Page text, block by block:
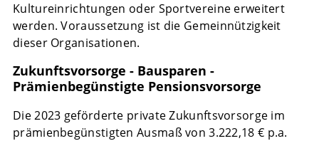
Kultureinrichtungen oder Sportvereine erweitert
werden. Voraussetzung ist die Gemeinnützigkeit
dieser Organisationen.
Zukunftsvorsorge - Bausparen -
Prämienbegünstigte Pensionsvorsorge
Die 2023 geförderte private Zukunftsvorsorge im
prämienbegünstigten Ausmaß von 3.222,18 € p.a.